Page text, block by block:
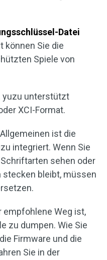
Datei
können Sie die
Spiele von
yuzu unterstützt
XCI-Format.
ist die
integriert. Wenn Sie
sehen oder
stecken bleibt, müssen
empfohlene Weg ist,
zu dumpen. Wie Sie
Firmware und die
Sie in der